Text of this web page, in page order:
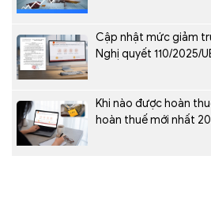
Cập nhật mức giảm
Nghị quyết 110/2025/
Khi nào được hoàn
hoàn thuế mới nhất